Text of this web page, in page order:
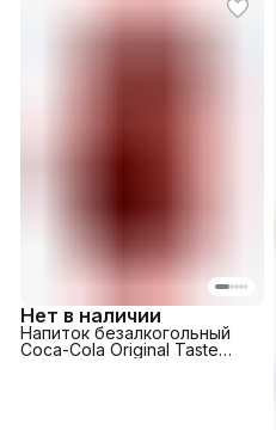
Нет в наличии
Напиток безалкогольный
Coca-Cola Original Taste